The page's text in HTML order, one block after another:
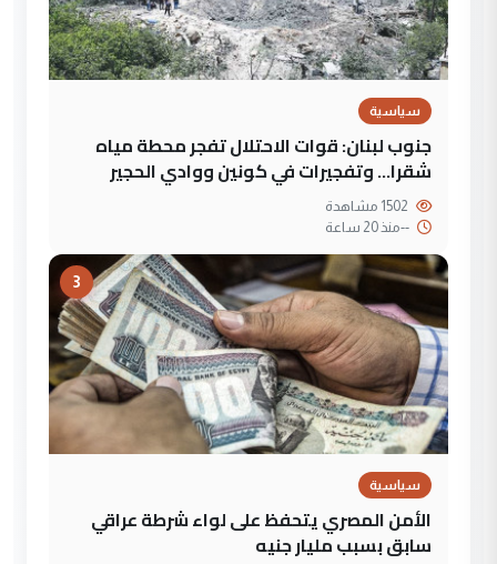
سياسية
جنوب لبنان: قوات الاحتلال تفجر محطة مياه
شقرا… وتفجيرات في كونين ووادي الحجير
--منذ 20 ساعة
3
سياسية
الأمن المصري يتحفظ على لواء شرطة عراقي
سابق بسبب مليار جنيه